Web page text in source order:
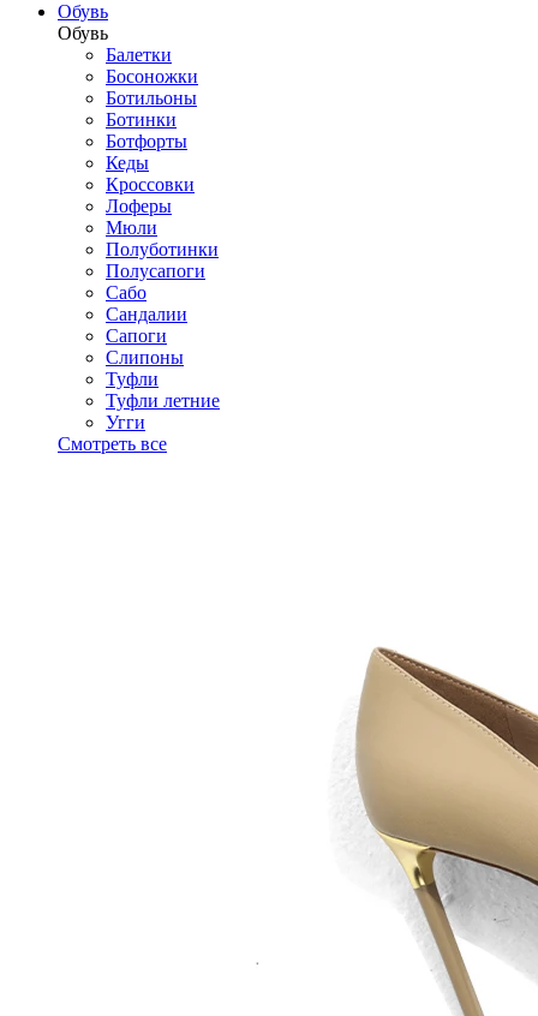
Обувь
Обувь
Балетки
Босоножки
Ботильоны
Ботинки
Ботфорты
Кеды
Кроссовки
Лоферы
Мюли
Полуботинки
Полусапоги
Сабо
Сандалии
Сапоги
Слипоны
Туфли
Туфли летние
Угги
Смотреть все